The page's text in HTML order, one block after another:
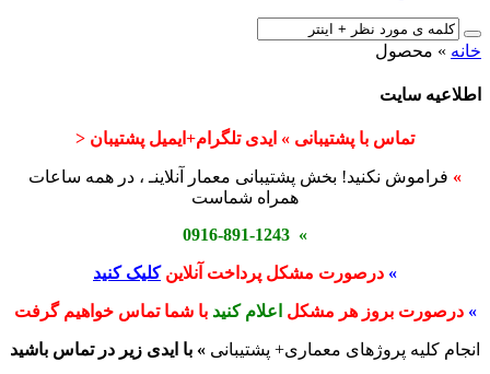
خانه » محصول
اطلاعیه سایت
تماس با پشتیبانی » ایدی تلگرام+ایمیل پشتیبان <
» فراموش نکنید! بخش پشتیبانی معمار آنلاینـ ، در همه ساعات
همراه شماست
» 0916-891-1243
» درصورت مشکل پرداخت آنلاینکلیک کنید
» درصورت بروز هر مشکل اعلام کنید با شما تماس خواهیم گرفت
انجام کلیه پروژهای معماری+ پشتیبانی » با ایدی زیر در تماس باشید